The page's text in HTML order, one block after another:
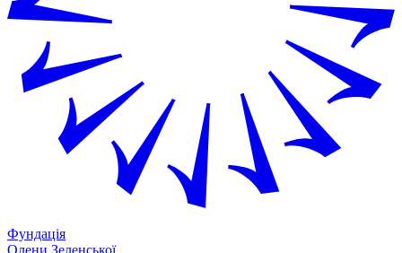
Фундація
Олени Зеленської